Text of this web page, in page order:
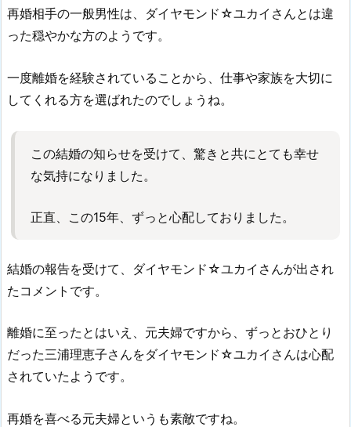
再婚相手の一般男性は、ダイヤモンド☆ユカイさんとは違
った穏やかな方のようです。
一度離婚を経験されていることから、仕事や家族を大切に
してくれる方を選ばれたのでしょうね。
この結婚の知らせを受けて、驚きと共にとても幸せ
な気持になりました。
正直、この15年、ずっと心配しておりました。
結婚の報告を受けて、ダイヤモンド☆ユカイさんが出され
たコメントです。
離婚に至ったとはいえ、元夫婦ですから、ずっとおひとり
だった三浦理恵子さんをダイヤモンド☆ユカイさんは心配
されていたようです。
再婚を喜べる元夫婦というも素敵ですね。